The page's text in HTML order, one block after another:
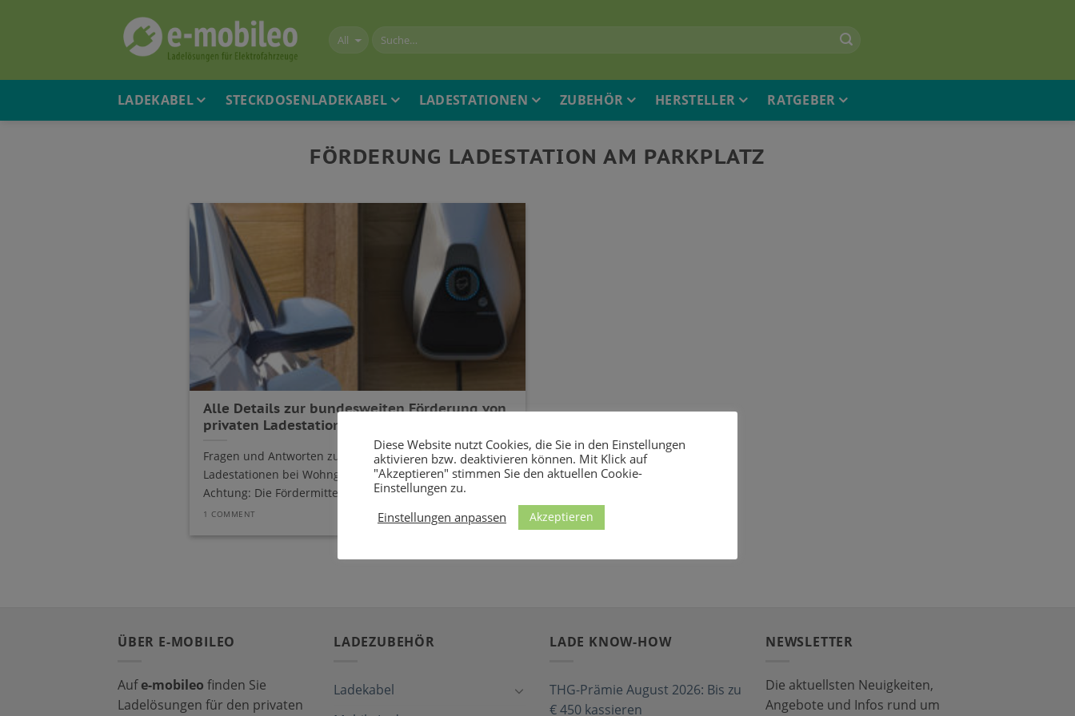
LADEKABEL STECKDOSENLADEKABEL LADESTATIONEN ZUBEHÖR HERSTELLER RATGEBER
FÖRDERUNG LADESTATION AM PARKPLATZ
Alle Details zur bundesweiten Förderung von
privaten Ladestationen
Fragen und Antworten zur Förderung privater
Ladestationen bei Wohngebäuden (Zuschuss 440)
Achtung: Die Fördermittel für [...]
1 COMMENT
ÜBER E-MOBILEO
Aufe-mobileo finden Sie
Ladelösungen für den privaten
LADEZUBEHÖR
Ladekabel
LADE KNOW-HOW
THG-Prämie August 2026: Bis zu
€ 450 kassieren
NEWSLETTER
Die aktuellsten Neuigkeiten,
Angebote und Infos rund um
Diese Website nutzt Cookies, die Sie in den Einstellungen
aktivieren bzw. deaktivieren können. Mit Klick auf
"Akzeptieren" stimmen Sie den aktuellen Cookie-
Einstellungen zu.
Einstellungen anpassen
Akzeptieren